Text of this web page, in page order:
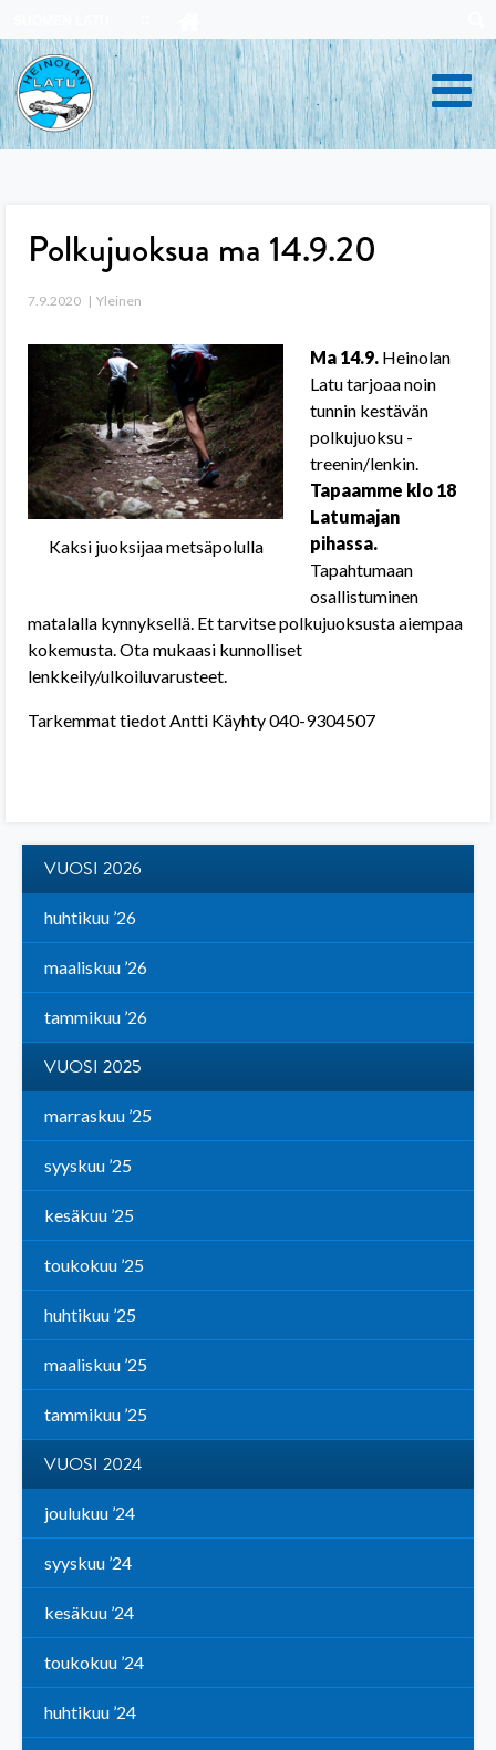
to
content
Polkujuoksua ma 14.9.20
7.9.2020 Yleinen
Kaksi juoksijaa metsäpolulla
Ma 14.9. Heinolan
Latu tarjoaa noin
tunnin kestävän
polkujuoksu -
treenin/lenkin.
Tapaamme klo 18
Latumajan
pihassa.
Tapahtumaan
osallistuminen
matalalla kynnyksellä. Et tarvitse polkujuoksusta aiempaa
kokemusta. Ota mukaasi kunnolliset
lenkkeily/ulkoiluvarusteet.
Tarkemmat tiedot Antti Käyhty 040-9304507
VUOSI 2026
huhtikuu ’26
maaliskuu ’26
tammikuu ’26
VUOSI 2025
marraskuu ’25
syyskuu ’25
kesäkuu ’25
toukokuu ’25
huhtikuu ’25
maaliskuu ’25
tammikuu ’25
VUOSI 2024
joulukuu ’24
syyskuu ’24
kesäkuu ’24
toukokuu ’24
huhtikuu ’24